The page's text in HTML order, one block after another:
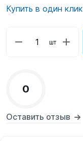
Купить в один клик
шт
0
Оставить отзыв